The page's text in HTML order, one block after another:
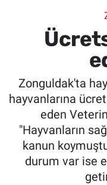
Zonguldak'ta
hayvanlarına
eden
"Hayvanların
kanun
durum var ise
SAĞLIK